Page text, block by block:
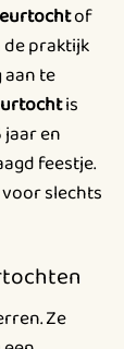
of
de praktijk
te
is
en
feestje.
slechts
Ze